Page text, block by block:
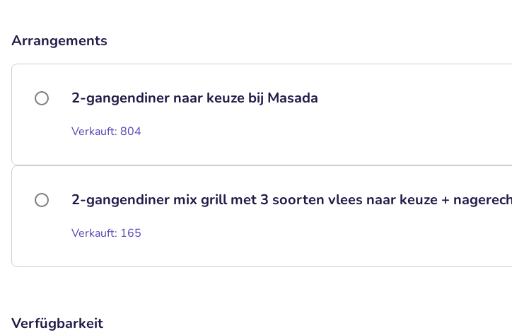
Arrangements
2-gangendiner naar keuze bij Masada
Verkauft: 804
2-gangendiner mix grill met 3 soorten vlees naar keuze +
Verkauft: 165
Verfügbarkeit